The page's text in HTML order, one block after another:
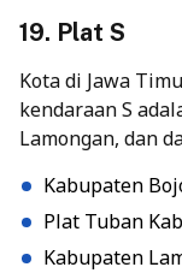
19. Plat S
Kota di Jawa
kendaraan S
Lamongan, dan
Kabupaten
Plat Tuban
Kabupaten